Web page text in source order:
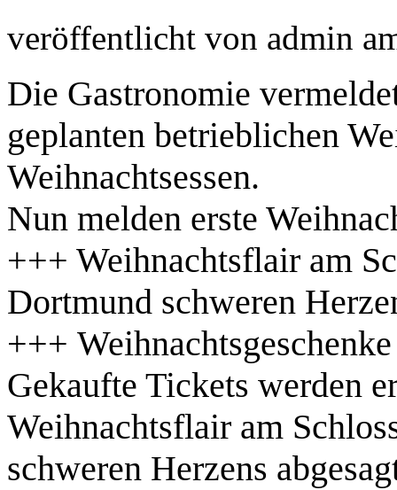
veröffentlicht von admin
Die Gastronomie
geplanten betrieblichen
Weihnachtsessen.
Nun melden erste
+++ Weihnachtsflair am
Dortmund schweren
+++
Gekaufte Tickets werden
Weihnachtsflair am
schweren Herzens